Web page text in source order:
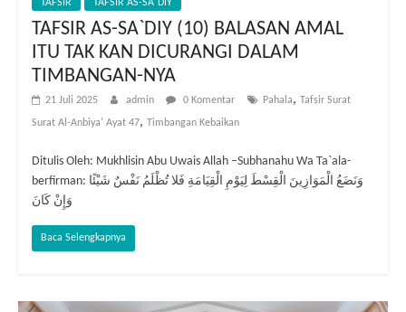
TAFSIR TAFSIR AS-SA`DIY
TAFSIR AS-SA`DIY (10) BALASAN AMAL
ITU TAK KAN DICURANGI DALAM
TIMBANGAN-NYA
21 Juli 2025 admin 0 Komentar Pahala, Tafsir Surat
Surat Al-Anbiya' Ayat 47, Timbangan Kebaikan
Ditulis Oleh: Mukhlisin Abu Uwais Allah –Subhanahu Wa Ta`ala-
berfirman: وَنَضَعُ الْمَوَازِينَ الْقِسْطَ لِيَوْمِ الْقِيَامَةِ فَلا تُظْلَمُ نَفْسٌ شَيْئًا
وَإِنْ كَانَ
Baca Selengkapnya